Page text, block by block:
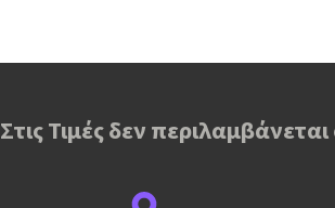
Στις Τιμές δεν